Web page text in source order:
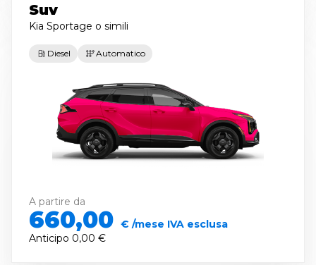
Suv
Kia Sportage o simili
Diesel Automatico
A partire da
660,00 € /mese IVA esclusa
Anticipo 0,00 €